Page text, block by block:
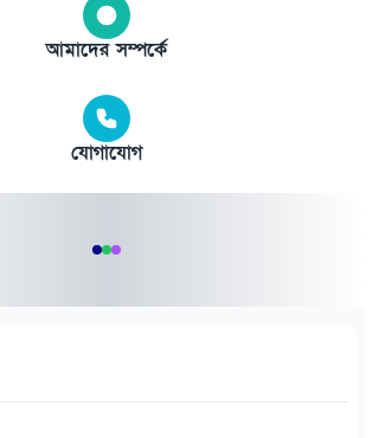
আমাদের সম্পর্কে
যোগাযোগ